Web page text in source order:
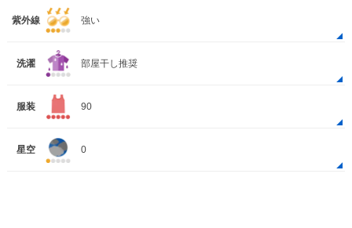
紫外線 強い
洗濯 部屋干し推奨
服装 90
星空 0